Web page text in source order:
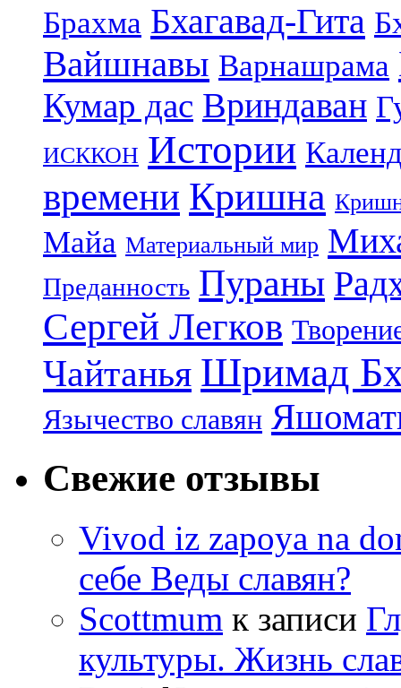
Брахма Бхагавад-Гита
Вайшнавы Варнашрама
Кумар дас Вриндаван
ИСККОН Истории
времени Кришна
Майа Материальный мир
Преданность Пураны
Сергей Легков
Чайтанья Шримад
Язычество славян
Свежие отзывы
Vivod iz zapoya na
себе Веды славян?
Scottmum к записи
культуры. Жизнь